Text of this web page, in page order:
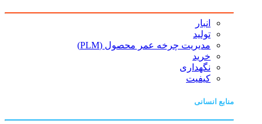
انبار
تولید
مدیریت چرخه عمر محصول (PLM)
خرید
نگهداری
کیفیت
منابع انسانی